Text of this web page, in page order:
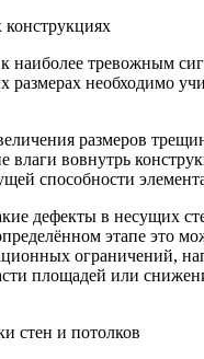
наиболее тревожным
размерах необходимо
размеров
влаги вовнутрь
способности
дефекты в несущих
этапе это
ограничений,
площадей или
стен и потолков